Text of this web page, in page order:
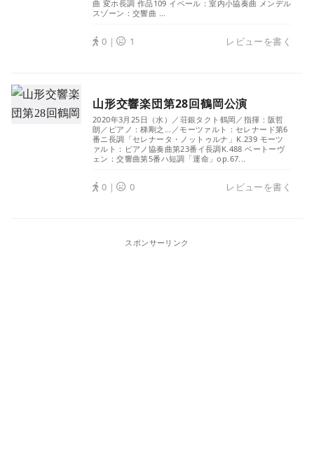
曲 変ホ長調 作品109 イベール：室内小協奏曲 メンデル
スゾーン：交響曲 ...
0｜ 1 レビューを書く
山形交響楽団第28回鶴岡公演
2020年3月25日（水）／荘銀タクト鶴岡／指揮：阪哲
朗／ピアノ：梯剛之...／モーツァルト：セレナード第6
番ニ長調「セレナータ・ノットゥルナ」K.239 モーツ
ァルト：ピアノ協奏曲第23番イ長調K.488 ベートーヴ
ェン：交響曲第5番ハ短調「運命」op.67...
0｜ 0 レビューを書く
スポンサーリンク